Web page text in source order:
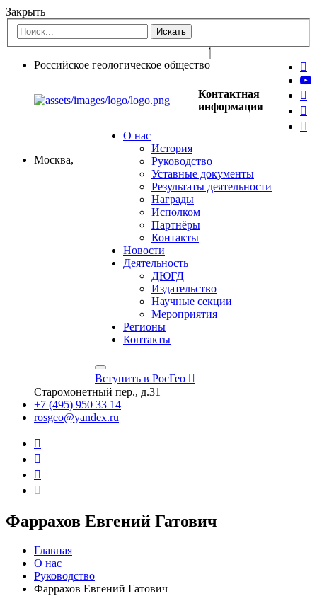
Закрыть
Российское геологическое общество
О нас
История
Руководство
Уставные документы
Результаты деятельности
Награды
Исполком
Партнёры
Контакты
Новости
Деятельность
ДЮГД
Издательство
Научные секции
Мероприятия
Регионы
Контакты
Вступить в РосГео
Контактная
информация
Москва,
Старомонетный пер., д.31
+7 (495) 950 33 14
rosgeo@yandex.ru
Фаррахов Евгений Гатович
Главная
О нас
Руководство
Фаррахов Евгений Гатович